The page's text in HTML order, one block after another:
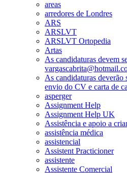
areas
arredores de Londres
ARS
ARSLVT
ARSLVT Ortopedia
Artas
As candidaturas devem
As candidaturas deverão
envio do CV e carta de
asperger
Assignment Help
Assignment Help UK
Assistência e apoio a
assistência médica
assistencial
Assistent Practicioner
assistente
Assistente Comercial